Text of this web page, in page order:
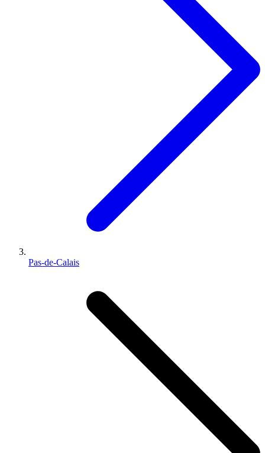
Pas-de-Calais